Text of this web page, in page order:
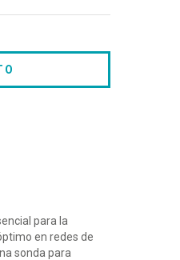
para la
en redes de
sonda para